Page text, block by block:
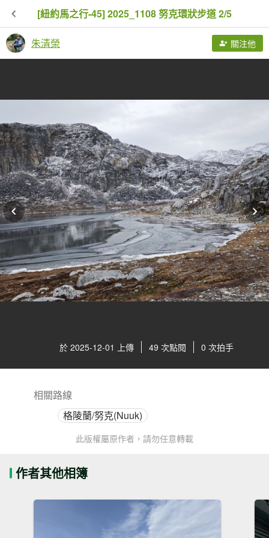
[紐約馬之行-45] 2025_1108 努克環狀步道 2/5
朱清榮 關注他
於 2025-12-01 上傳 49 次點閱 0 次拍手
相關路線
格陵蘭/努克(Nuuk)
此版權屬原作者，請勿任意轉載
作者其他相簿